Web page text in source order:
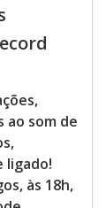
ao som de
ligado!
às 18h,